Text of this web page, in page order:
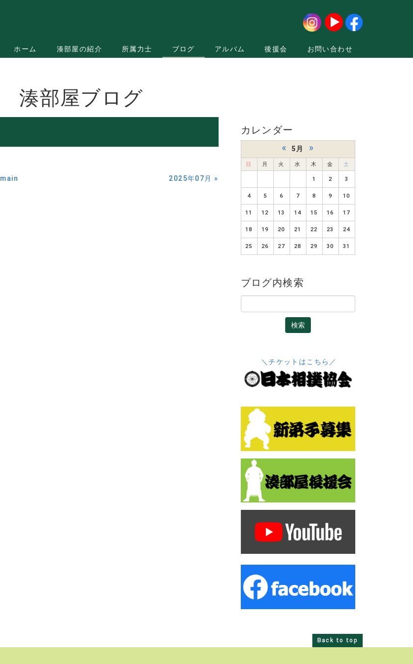
ホーム 湊部屋の紹介 所属力士 ブログ アルバム 後援会 お問い合わせ
湊部屋ブログ
main 2025年07月 »
カレンダー
« 5月 »
日 月 火 水 木 金 土
1 2 3
4 5 6 7 8 9 10
11 12 13 14 15 16 17
18 19 20 21 22 23 24
25 26 27 28 29 30 31
ブログ内検索
＼チケットはこちら／
Back to top